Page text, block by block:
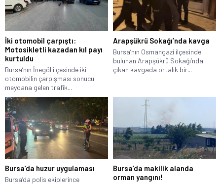
İki otomobil çarpıştı:
Motosikletli kazadan kıl payı
kurtuldu
Bursa’nın İnegöl ilçesinde iki
otomobilin çarpışması sonucu
meydana gelen trafik...
Arapşükrü Sokağı’nda kavga
Bursa’nın Osmangazi ilçesinde
bulunan Arapşükrü Sokağı’nda
çıkan kavgada ortalık bir...
Bursa’da huzur uygulaması
Bursa’da polis ekiplerince
Bursa’da makilik alanda
orman yangını!